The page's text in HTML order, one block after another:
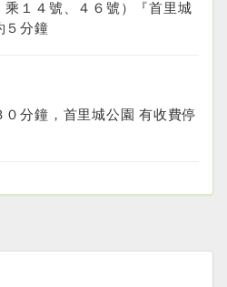
乘１４號、４６號）『首里城
５分鐘
０分鐘，首里城公園 有收費停